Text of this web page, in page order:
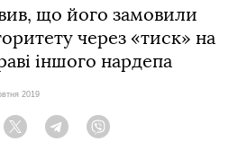
що його замовили
через «тиск» на
іншого нардепа
2019
Twitter TelegramViber